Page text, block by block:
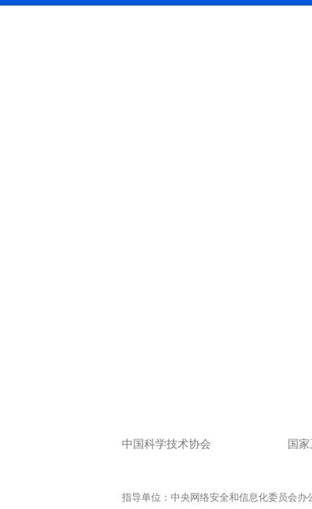
中国科学技术协会 国
指导单位：中央网络安全和信息化委员会